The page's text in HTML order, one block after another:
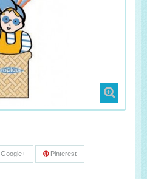
Google+ Pinterest